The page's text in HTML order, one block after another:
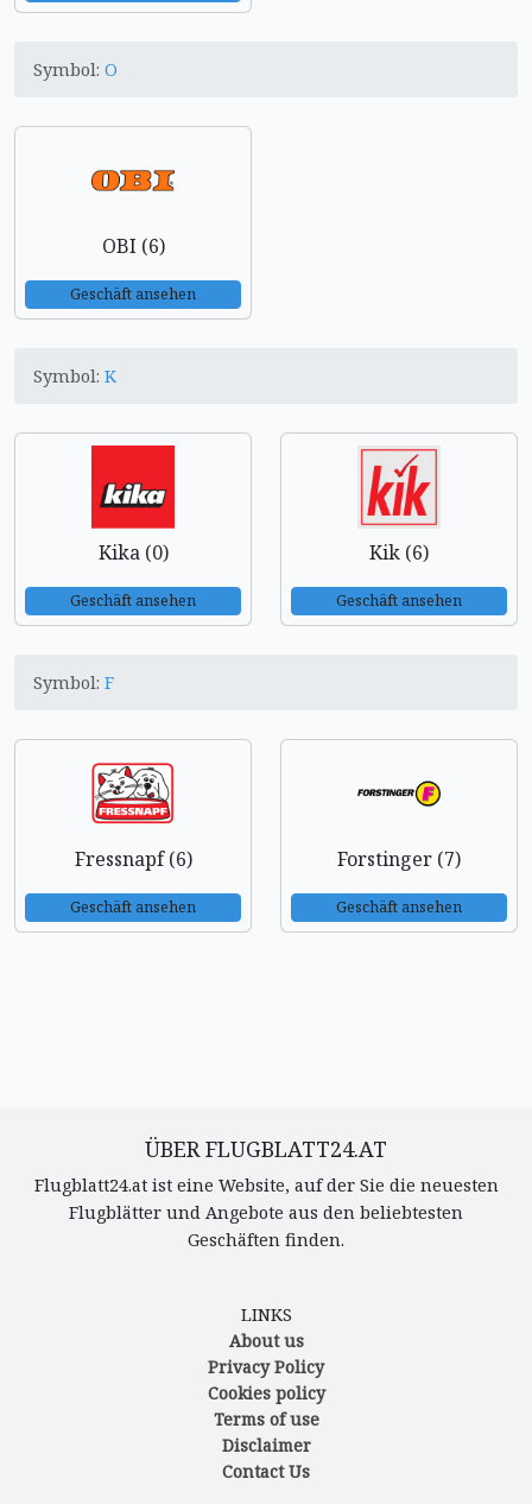
Symbol: O
OBI (6)
Geschäft ansehen
Symbol: K
Kika (0)
Geschäft ansehen
Kik (6)
Geschäft ansehen
Symbol: F
Fressnapf (6)
Geschäft ansehen
Forstinger (7)
Geschäft ansehen
ÜBER FLUGBLATT24.AT
Flugblatt24.at ist eine Website, auf der Sie die neuesten
Flugblätter und Angebote aus den beliebtesten
Geschäften finden.
LINKS
About us
Privacy Policy
Cookies policy
Terms of use
Disclaimer
Contact Us